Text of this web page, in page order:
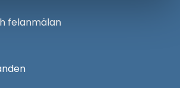
felanmälan